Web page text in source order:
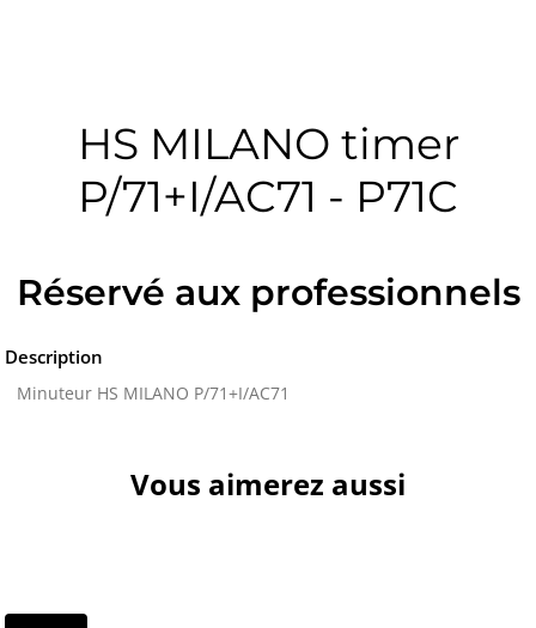
HS MILANO timer
P/71+I/AC71 - P71C
Réservé aux professionnels
Description
Minuteur HS MILANO P/71+I/AC71
Vous aimerez aussi